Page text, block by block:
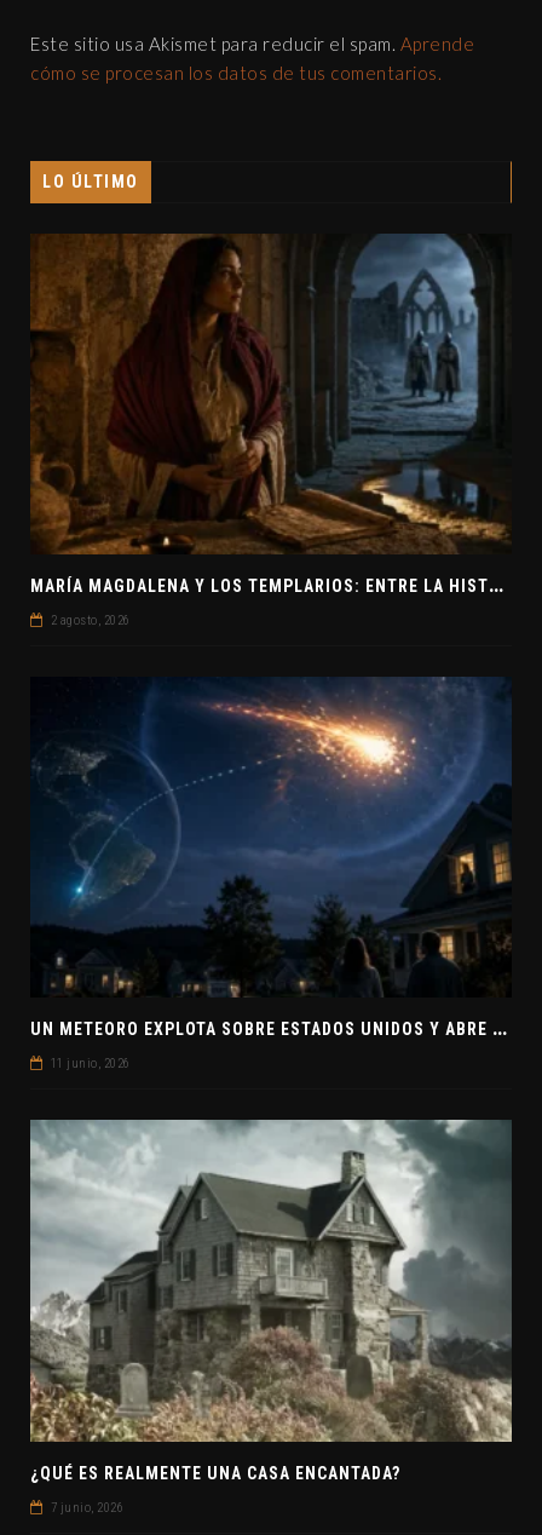
Este sitio usa Akismet para reducir el spam. Aprende
cómo se procesan los datos de tus comentarios.
LO ÚLTIMO
M
ARÍA MAGDALENA Y LOS TEMPLARIOS: ENTRE LA HISTORIA Y EL MISTERIO
2 agosto, 2026
U
N METEORO EXPLOTA SOBRE ESTADOS UNIDOS Y ABRE LA PISTA DE POLAR-IM, UN POSIBLE VISITANTE INTERESTELAR
11 junio, 2026
¿QUÉ ES REALMENTE UNA CASA ENCANTADA?
7 junio, 2026